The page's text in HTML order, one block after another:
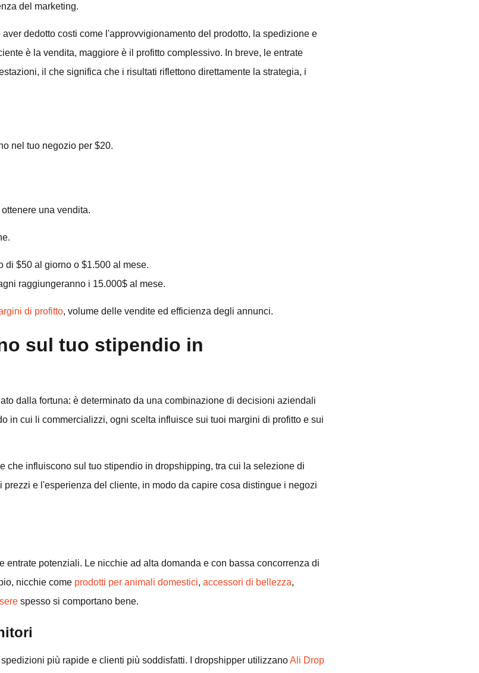
del marketing.
dedotto costi come l'approvvigionamento del prodotto, la spedizione e
è la vendita, maggiore è il profitto complessivo. In breve, le entrate
il che significa che i risultati riflettono direttamente la strategia, i
nel tuo negozio per $20.
una vendita.
di $50 al giorno o $1.500 al mese.
raggiungeranno i 15.000$ al mese.
di profitto, volume delle vendite ed efficienza degli annunci.
sul tuo stipendio in
dalla fortuna: è determinato da una combinazione di decisioni aziendali
in cui li commercializzi, ogni scelta influisce sui tuoi margini di profitto e sui
che influiscono sul tuo stipendio in dropshipping, tra cui la selezione di
e l'esperienza del cliente, in modo da capire cosa distingue i negozi
entrate potenziali. Le nicchie ad alta domanda e con bassa concorrenza di
nicchie come prodotti per animali domestici, accessori di bellezza,
spesso si comportano bene.
più rapide e clienti più soddisfatti. I dropshipper utilizzanoAli Drop